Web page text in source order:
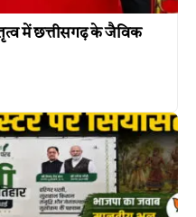
में छत्तीसगढ़ के जैविक